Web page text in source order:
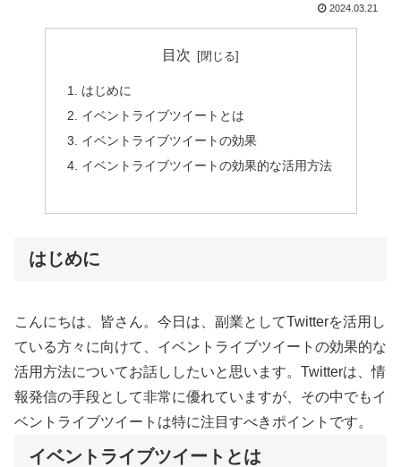
2024.03.21
目次
はじめに
イベントライブツイートとは
イベントライブツイートの効果
イベントライブツイートの効果的な活用方法
はじめに
こんにちは、皆さん。今日は、副業としてTwitterを活用し
ている方々に向けて、イベントライブツイートの効果的な
活用方法についてお話ししたいと思います。Twitterは、情
報発信の手段として非常に優れていますが、その中でもイ
ベントライブツイートは特に注目すべきポイントです。
イベントライブツイートとは